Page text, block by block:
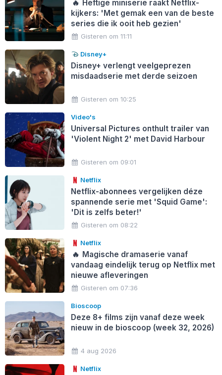
🔥 Heftige miniserie raakt Netflix-
kijkers: 'Met gemak een van de beste
series die ik ooit heb gezien'
Gisteren om 11:11
Disney+
Disney+ verlengt veelgeprezen
misdaadserie met derde seizoen
Gisteren om 10:25
Video's
Universal Pictures onthult trailer van
'Violent Night 2' met David Harbour
Gisteren om 09:01
Netflix
Netflix-abonnees vergelijken déze
spannende serie met 'Squid Game':
'Dit is zelfs beter!'
Gisteren om 08:22
Netflix
🔥 Magische dramaserie vanaf
vandaag eindelijk terug op Netflix met
nieuwe afleveringen
Gisteren om 07:36
Bioscoop
Deze 8+ films zijn vanaf deze week
nieuw in de bioscoop (week 32, 2026)
4 aug 2026
Netflix